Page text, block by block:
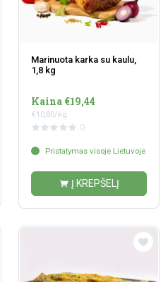
Marinuota karka su kaulu,
1,8 kg
Kaina €19,44
€10,80/kg
0
Pristatymas visoje Lietuvoje
Į KREPŠELĮ